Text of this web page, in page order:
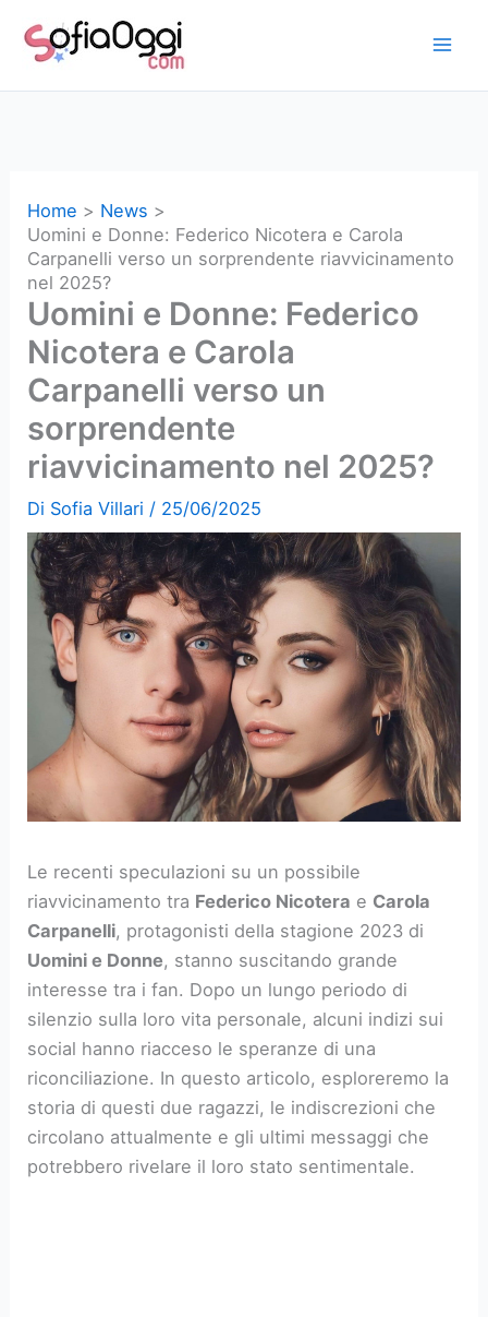
Home
News
Uomini e Donne: Federico Nicotera e Carola
Carpanelli verso un sorprendente riavvicinamento
nel 2025?
Uomini e Donne: Federico
Nicotera e Carola
Carpanelli verso un
sorprendente
riavvicinamento nel 2025?
Di Sofia Villari / 25/06/2025
Le recenti speculazioni su un possibile
riavvicinamento tra Federico Nicotera e Carola
Carpanelli, protagonisti della stagione 2023 di
Uomini e Donne, stanno suscitando grande
interesse tra i fan. Dopo un lungo periodo di
silenzio sulla loro vita personale, alcuni indizi sui
social hanno riacceso le speranze di una
riconciliazione. In questo articolo, esploreremo la
storia di questi due ragazzi, le indiscrezioni che
circolano attualmente e gli ultimi messaggi che
potrebbero rivelare il loro stato sentimentale.